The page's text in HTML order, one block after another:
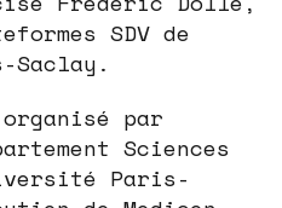
SDV de
Saclay.
par
Sciences
Paris-